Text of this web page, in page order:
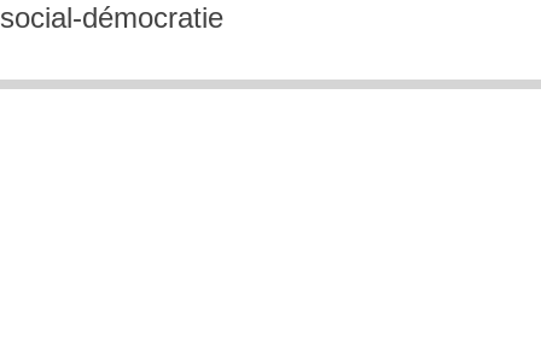
social-démocratie